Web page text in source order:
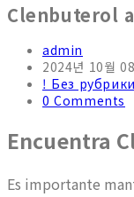
Clenbuterol
admin
2024년 10월
! Без рубрики
0 Comments
Encuentra
Es importante